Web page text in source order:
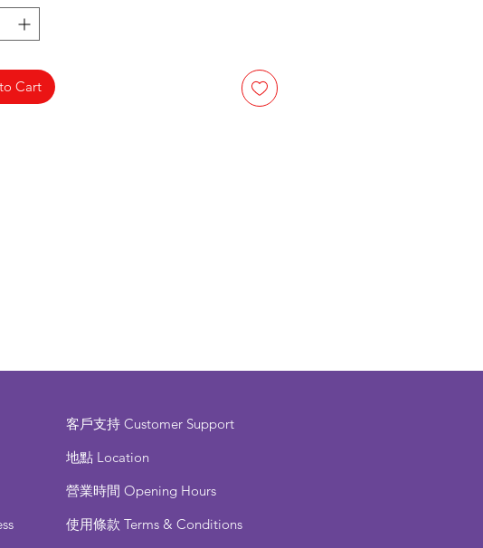
Cart
客戶支持Customer Support
地點 Location
營業時間Opening Hours
使用條款Terms & Conditions